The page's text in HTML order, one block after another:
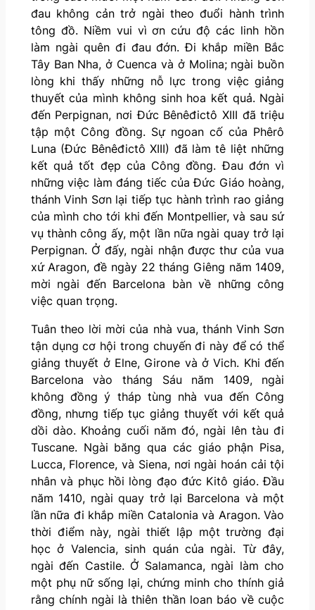
đau không cản trở ngài theo đuổi hành trình
tông đồ. Niềm vui vì ơn cứu độ các linh hồn
làm ngài quên đi đau đớn. Đi khắp miền Bắc
Tây Ban Nha, ở Cuenca và ở Molina; ngài buồn
lòng khi thấy những nỗ lực trong việc giảng
thuyết của mình không sinh hoa kết quả. Ngài
đến Perpignan, nơi Đức Bênêđictô XIII đã triệu
tập một Công đồng. Sự ngoan cố của Phêrô
Luna (Đức Bênêđictô XIII) đã làm tê liệt những
kết quả tốt đẹp của Công đồng. Đau đớn vì
những việc làm đáng tiếc của Đức Giáo hoàng,
thánh Vinh Sơn lại tiếp tục hành trình rao giảng
của mình cho tới khi đến Montpellier, và sau sứ
vụ thành công ấy, một lần nữa ngài quay trở lại
Perpignan. Ở đấy, ngài nhận được thư của vua
xứ Aragon, đề ngày 22 tháng Giêng năm 1409,
mời ngài đến Barcelona bàn về những công
việc quan trọng.
Tuân theo lời mời của nhà vua, thánh Vinh Sơn
tận dụng cơ hội trong chuyến đi này để có thể
giảng thuyết ở Elne, Girone và ở Vich. Khi đến
Barcelona vào tháng Sáu năm 1409, ngài
không đồng ý tháp tùng nhà vua đến Công
đồng, nhưng tiếp tục giảng thuyết với kết quả
dồi dào. Khoảng cuối năm đó, ngài lên tàu đi
Tuscane. Ngài băng qua các giáo phận Pisa,
Lucca, Florence, và Siena, nơi ngài hoán cải tội
nhân và phục hồi lòng đạo đức Kitô giáo. Đầu
năm 1410, ngài quay trở lại Barcelona và một
lần nữa đi khắp miền Catalonia và Aragon. Vào
thời điểm này, ngài thiết lập một trường đại
học ở Valencia, sinh quán của ngài. Từ đây,
ngài đến Castile. Ở Salamanca, ngài làm cho
một phụ nữ sống lại, chứng minh cho thính giả
rằng chính ngài là thiên thần loan báo về cuộc